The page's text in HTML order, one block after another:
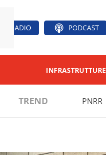
RADIO PODCAST
INFRASTRUTTURE
TREND PNRR